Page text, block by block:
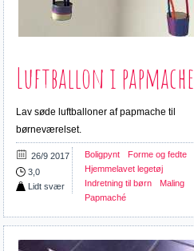
Luftballon i papmache
Lav søde luftballoner af papmache til
børneværelset.
26/9 2017
3,0
Lidt svær
Boligpynt
Forme og fedte
Hjemmelavet legetøj
Indretning til børn
Maling
Papmaché